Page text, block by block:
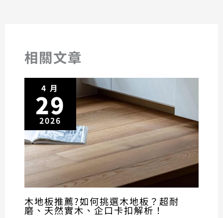
相關文章
4 月
29
2026
木地板推薦?如何挑選木地板？超耐
磨、天然實木、企口卡扣解析！